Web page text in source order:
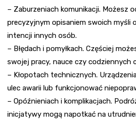
– Zaburzeniach komunikacji. Możesz
precyzyjnym opisaniem swoich myśli
intencji innych osób.
– Błędach i pomyłkach. Częściej
swojej pracy, nauce czy codziennych
– Kłopotach technicznych.
ulec awarii lub funkcjonować
– Opóźnieniach i komplikacjach.
inicjatywy mogą napotkać na